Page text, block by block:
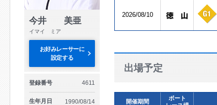
今井 美亜
イマイ ミア
お好みレーサーに
設定する
登録番号 4611
生年月日 1990/08/14
2026/08/10
出場予定
開催期間
ボート